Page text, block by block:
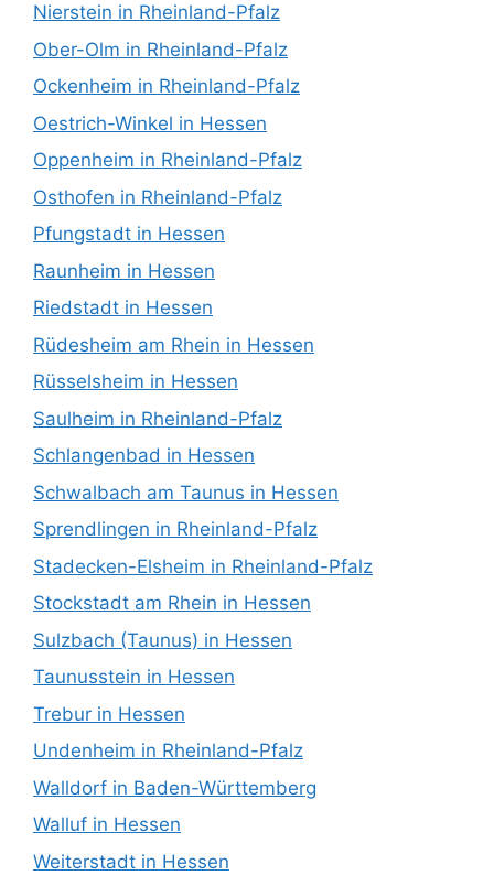
Nierstein in Rheinland-Pfalz
Ober-Olm in Rheinland-Pfalz
Ockenheim in Rheinland-Pfalz
Oestrich-Winkel in Hessen
Oppenheim in Rheinland-Pfalz
Osthofen in Rheinland-Pfalz
Pfungstadt in Hessen
Raunheim in Hessen
Riedstadt in Hessen
Rüdesheim am Rhein in Hessen
Rüsselsheim in Hessen
Saulheim in Rheinland-Pfalz
Schlangenbad in Hessen
Schwalbach am Taunus in Hessen
Sprendlingen in Rheinland-Pfalz
Stadecken-Elsheim in Rheinland-Pfalz
Stockstadt am Rhein in Hessen
Sulzbach (Taunus) in Hessen
Taunusstein in Hessen
Trebur in Hessen
Undenheim in Rheinland-Pfalz
Walldorf in Baden-Württemberg
Walluf in Hessen
Weiterstadt in Hessen